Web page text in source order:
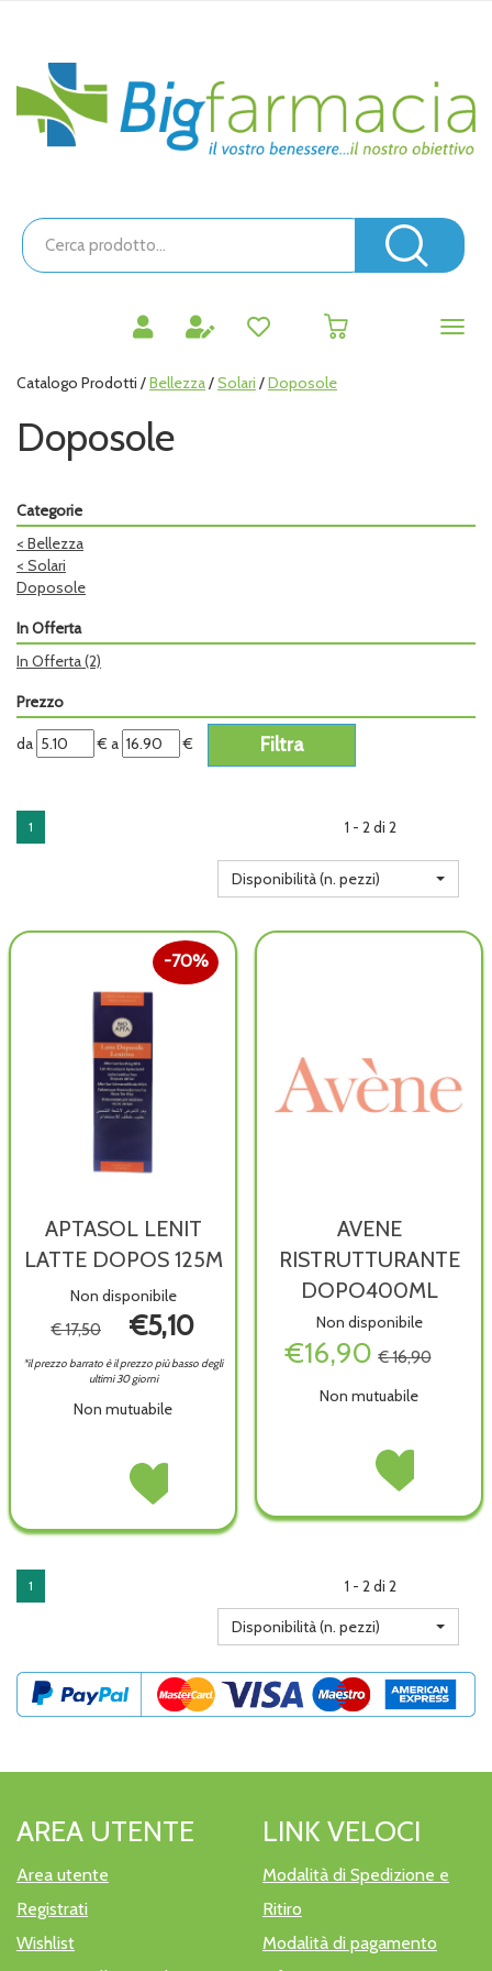
principaleBigfarmacia
Cerca
Prodotto
Catalogo Prodotti /Bellezza/Solari /Doposole
Doposole
Categorie
< Bellezza
< Solari
Doposole
In Offerta
In Offerta(2)
Prezzo
filtra
da
da €
filtra
a
a €
1 1 - 2 di 2
Disponibilità (n. pezzi)
APTASOL LENIT
LATTE DOPOS 125M
Non disponibile
70%
€ 17,50 €5,10
*il prezzo barrato è il prezzo più basso degli
ultimi 30 giorni
Non mutuabile
APTASOL
DOPOS
Acquista APTASOL
LENIT
DOPOS
AVENE
RISTRUTTURANTE
DOPO400ML
Non disponibile
€16,90 € 16,90
Non mutuabile
RISTRUTTURANTE
è
Acquista AVENE
DOPO400ML
wishlist
1 1 - 2 di 2
Disponibilità (n. pezzi)
AREA UTENTE
Area utente
Registrati
Wishlist
LINK VELOCI
Modalità di Spedizione e
Ritiro
Modalità di pagamento